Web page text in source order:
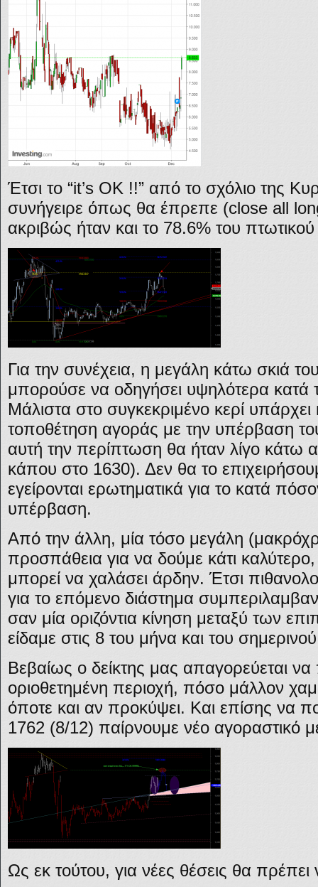
Έτσι το “it’s OK !!” από το σχόλιο της
συνήγειρε όπως θα έπρεπε (close all
ακριβώς ήταν και το 78.6% του
Για την συνέχεια, η μεγάλη κάτω σκιά
μπορούσε να οδηγήσει υψηλότερα κατά
Μάλιστα στο συγκεκριμένο κερί υπάρχει
τοποθέτηση αγοράς με την υπέρβαση
αυτή την περίπτωση θα ήταν λίγο κάτω
κάπου στο 1630). Δεν θα το
εγείρονται ερωτηματικά για το κατά
υπέρβαση.
Από την άλλη, μία τόσο μεγάλη
προσπάθεια για να δούμε κάτι
μπορεί να χαλάσει άρδην. Έτσι
για το επόμενο διάστημα
σαν μία οριζόντια κίνηση μεταξύ των
είδαμε στις 8 του μήνα και του
Βεβαίως ο δείκτης μας απαγορεύεται
οριοθετημένη περιοχή, πόσο μάλλον
όποτε και αν προκύψει. Και επίσης να
1762 (8/12) παίρνουμε νέο αγοραστικό
Ως εκ τούτου, για νέες θέσεις θα